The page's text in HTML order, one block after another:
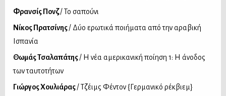
Φρανσίς Πονζ/ Το σαπούνι
Νίκος Πρατσίνης/ Δύο ερωτικά ποιήματα από την αραβική
Ισπανία
Θωμάς Τσαλαπάτης/ Η νέα αμερικανική ποίηση 1: Η άνοδος
των ταυτοτήτων
Γιώργος Χουλιάρας/ Τζέιμς Φέντον {Γερμανικό ρέκβιεμ}